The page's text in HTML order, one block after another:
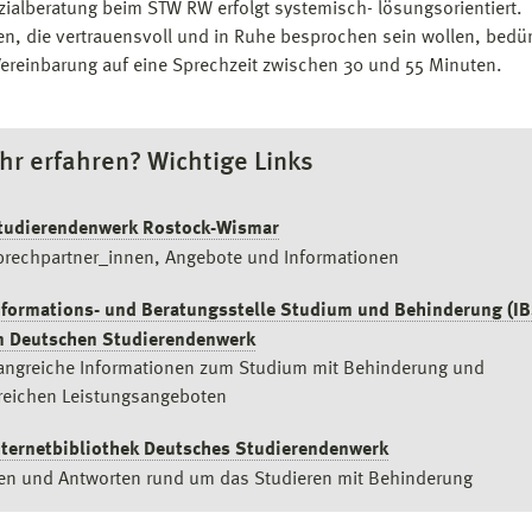
Vorliegen eines ärztlichen Attestes die Überschreitung der
BAföG anerkannten Förderhöchstdauer (als nicht
durch die Sozialen Dienste des STW RW
BAföG Beratung des STW RW
kontaktieren Sie Frau Fischerper E-Mailconnie.fischer@hs-
für behinderte Menschen
für behinderte Menschen ab 1. Januar 2020 nach
9. Buch (SGB IX) übernommen werden (bis zum
XII). Die geänderten Regelungen zum Schonvermögen sind
2017 in Kraft getreten.
für behinderte Menschen
für "nicht-ausbildungsgeprägte Mehrbedarfe" können unter
beim STW RW erfolgt systemisch- lösungsorientiert.
die vertrauensvoll und in Ruhe besprochen sein wollen,
auf eine Sprechzeit zwischen 30 und 55 Minuten.
erfahren? Wichtige Links
Rostock-Wismar
Angebote und Informationen
und Beratungsstelle Studium und Behinderung
Deutschen Studierendenwerk
Informationen zum Studium mit Behinderung und
Leistungsangeboten
Deutsches Studierendenwerk
und Antworten rund um das Studieren mit Behinderung